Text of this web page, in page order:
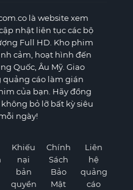
là website xem
nhật liên tục các bộ
Full HD. Kho phim
cảm, hoạt hình đến
Quốc, Âu Mỹ. Giao
cáo làm gián
của bạn. Hãy đồng
bỏ lỡ bất kỳ siêu
ngày!
Khiếu
nại
bản
quyền
Chính
Sách
Bảo
Mật
Liên
hệ
quảng
cáo